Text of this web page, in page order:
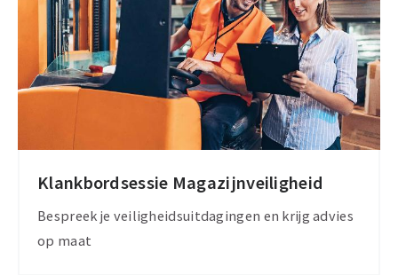
Klankbordsessie Magazijnveiligheid
Bespreek je veiligheidsuitdagingen en krijg advies
op maat
Meer
informatie